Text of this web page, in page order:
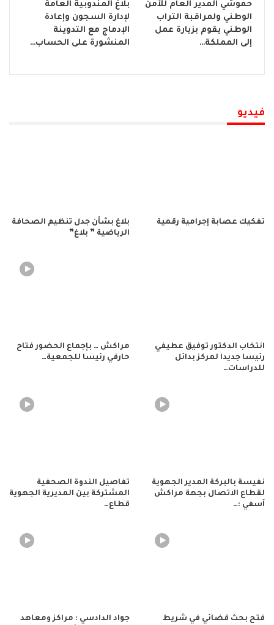
حموشي المدير العام للأمن
الوطني ولمراقبة التراب
الوطني يقوم بزيارة عمل
إلى المملكة…
بلاغ المندوبية العامة
لإدارة السجون وإعادة
الإدماج مع التدوينة
المنشورة على الحساب…
فيديو
تفكيك عصابة إجرامية رقمية
بلاغ بشأن جدل تنظيم الصحافة
الرياضية ” بلاغ”
انتخاب الدكتور توفيق عطيفي
رئيسا جديدا لمركز بدائل
للدراسات…
مراكش … بإجماع الحضور فتاح
حارفي رئيسا للجمعية…
نفيسة بالبركة المدير الجهوية
لقطاع الاتصال بجهة مراكش
آسفي :…
تفاصيل الندوة الصحفية
المشتركة بين المديرية الجهوية
قطاع…
فتح بحث قضائي في شريط
جواد الدادسي : مراكز ومعاهد